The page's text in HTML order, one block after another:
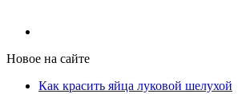
Новое на сайте
Как красить яйца луковой шелухой